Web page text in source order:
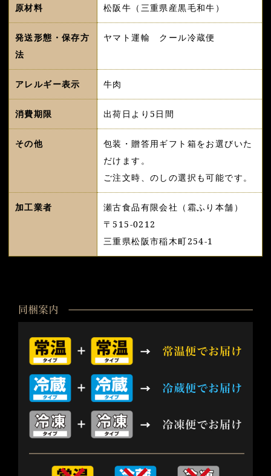
原材料 松阪牛（三重県産黒毛和牛）
発送形態・保存方
法
ヤマト運輸 クール冷蔵便
アレルギー表示 牛肉
消費期限 出荷日より5日間
その他
包装・贈答用ギフト箱をお選びいた
だけます。
ご注文時、のしの選択も可能です。
加工業者
瀬古食品有限会社（霜ふり本舗）
〒515-0212
三重県松阪市稲木町254-1